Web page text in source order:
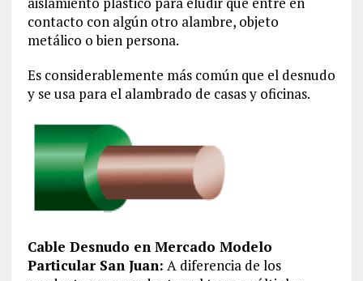
contacto con algún otro alambre, objeto
metálico o bien persona.
Es considerablemente más común que el desnudo
y se usa para el alambrado de casas y oficinas.
Cable Desnudo en Mercado Modelo
Particular San Juan: A diferencia de los